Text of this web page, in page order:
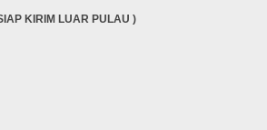
KIRIM LUAR PULAU )